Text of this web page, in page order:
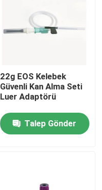
22g EOS Kelebek
Güvenli Kan Alma Seti
Luer Adaptörü
Talep Gönder